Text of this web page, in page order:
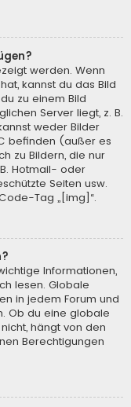
werden. Wenn
kannst du das Bild
zu einem Bild
Server liegt, z. B.
weder Bilder
befinden (außer es
zu Bildern, die nur
Hotmail- oder
Seiten usw.
Tag „[img]“.
Informationen,
lesen. Globale
in jedem Forum und
Ob du eine globale
hängt von den
Berechtigungen